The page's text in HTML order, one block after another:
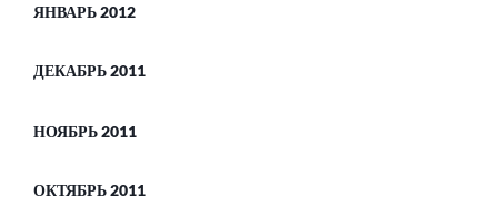
ЯНВАРЬ 2012
ДЕКАБРЬ 2011
НОЯБРЬ 2011
ОКТЯБРЬ 2011